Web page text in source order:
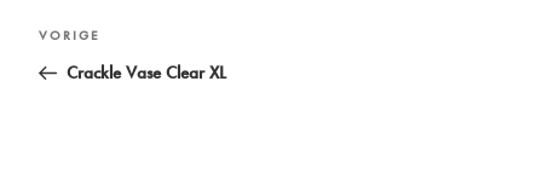
Bericht
navigatie
Vorig
bericht
VORIGE
Crackle Vase Clear XL